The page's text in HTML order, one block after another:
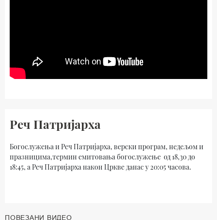
Реч Патријарха
Богослужења и Реч Патријарха, верски програм, недељом и
празницима,термин емитовања богослужење од 18,30 до
18:45, а Реч Патријарха након Цркве данас у 20:05 часова.
ПОВЕЗАНИ ВИДЕО